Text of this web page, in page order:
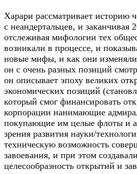
Харари рассматривает историю
с неандертальцев, и заканчивая
отслеживая мифологии тех
возникали в процессе, и
новые мифы, и как они
он с очень разных позиций
он описывает эпоху великих
экономических позиций
который смог финансировать
корпорации нанимающие
покупающие им целые флоты и
зрения развития науки/
техническую возможность
завоевания, и при этом
целесообразность открытий и